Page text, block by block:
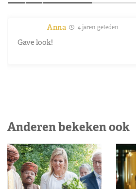
Anna 4 jaren geleden
Gave look!
Anderen bekeken ook